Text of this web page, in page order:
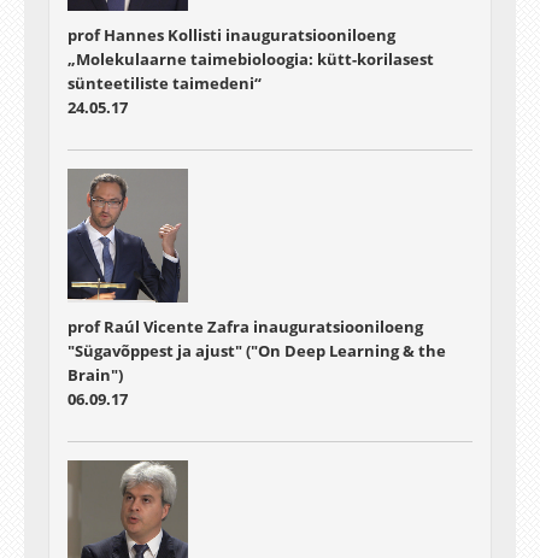
prof Hannes Kollisti inauguratsiooniloeng
„Molekulaarne taimebioloogia: kütt-korilasest
sünteetiliste taimedeni“
24.05.17
prof Raúl Vicente Zafra inauguratsiooniloeng
"Sügavõppest ja ajust" ("On Deep Learning & the
Brain")
06.09.17